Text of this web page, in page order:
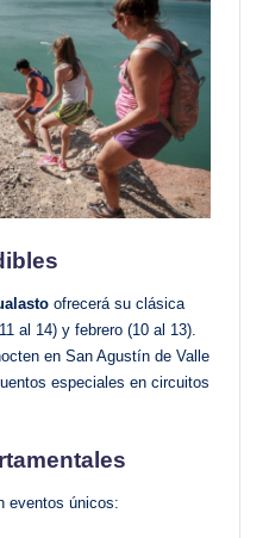
ofrecerá su clásica
al 14) y febrero (10 al 13).
en San Agustín de Valle
especiales en circuitos
eventos únicos: